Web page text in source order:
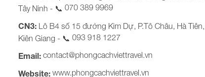
Tây Ninh - 📞 070 389 9969
CN3: Lô B4 số 15 đường Kim Dự, P.Tô Châu, Hà Tiên,
Kiên Giang - 📞 093 918 1227
Email: contact@phongcachviettravel.vn
Website: www.phongcachviettravel.vn